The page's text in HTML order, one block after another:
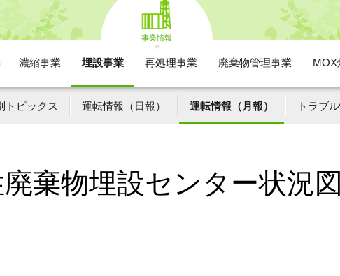
事業情報
濃縮事業 埋設事業 再処理事業 廃棄物管理事業 MOX
トピックス 運転情報（日報） 運転情報（月報） トラブ
棄物埋設センター状況図